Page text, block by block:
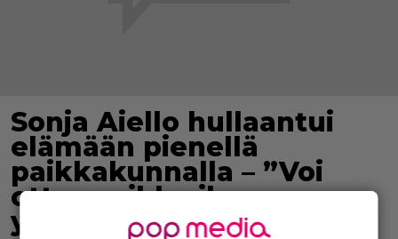
Sonja Aiello hullaantui
elämään pienellä
paikkakunnalla – ”Voi
ottaa vaikka ilman
yläosaa aurinkoa”